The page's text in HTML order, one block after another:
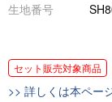
生地番号
セット販売対象商品
>> 詳しくは本ペー